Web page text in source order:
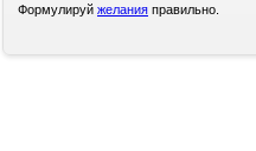
Формулируй желания правильно.